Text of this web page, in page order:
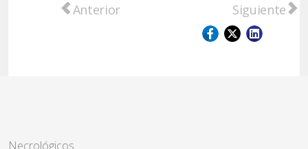
Artículo anterior: Timbúes: un incendio
Anterior Artículo
Siguiente
Necrológicos